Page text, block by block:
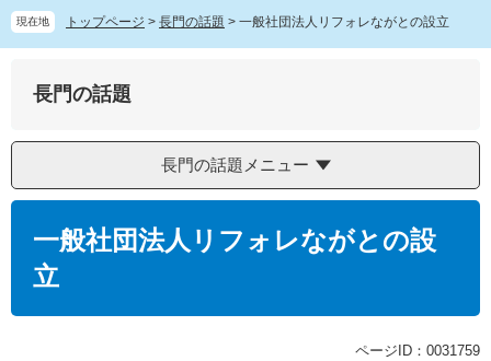
文
へ
現在地 トップページ > 長門の話題 > 一般社団法人リフォレながとの設立
長門の話題
長門の話題メニュー
一般社団法人リフォレながとの設
立
ページID：0031759